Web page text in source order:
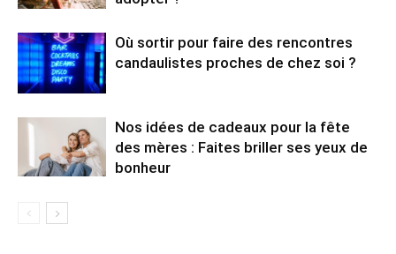
Où sortir pour faire des rencontres
candaulistes proches de chez soi ?
Nos idées de cadeaux pour la fête
des mères : Faites briller ses yeux de
bonheur